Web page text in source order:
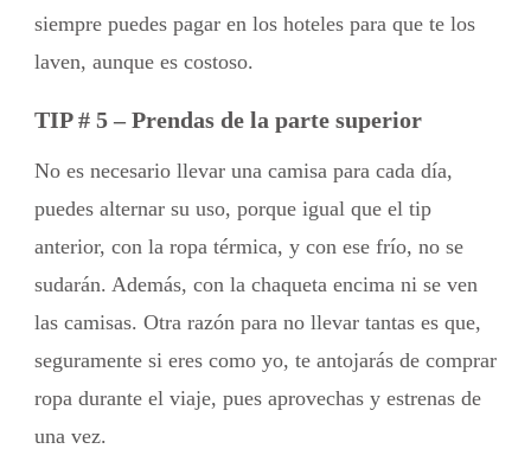
siempre puedes pagar en los hoteles para que te los
laven, aunque es costoso.
TIP # 5 – Prendas de la parte superior
No es necesario llevar una camisa para cada día,
puedes alternar su uso, porque igual que el tip
anterior, con la ropa térmica, y con ese frío, no se
sudarán. Además, con la chaqueta encima ni se ven
las camisas. Otra razón para no llevar tantas es que,
seguramente si eres como yo, te antojarás de comprar
ropa durante el viaje, pues aprovechas y estrenas de
una vez.